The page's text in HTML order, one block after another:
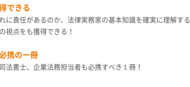
できる
責任があるのか、法律実務家の基本知識を確実に理解する
視点をも獲得できる！
携の一冊
書士、企業法務担当者も必携すべき１冊！